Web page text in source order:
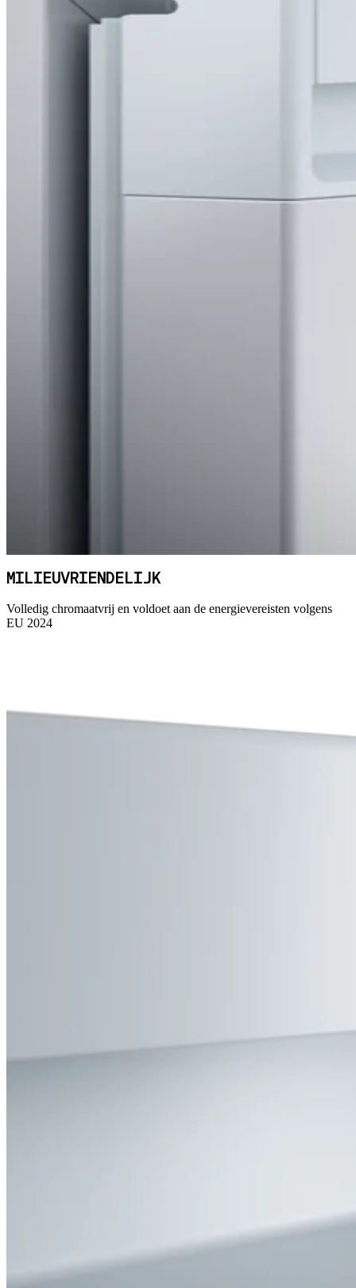
MILIEUVRIENDELIJK
Volledig chromaatvrij en voldoet aan de energievereisten volgens
EU 2024